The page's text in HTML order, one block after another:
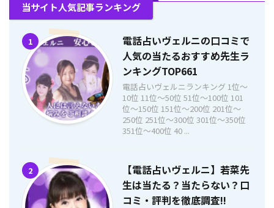
当サイト人気記事ランキング
1
電話占いヴェルニの口コミで
人気の当たるおすすめ先生ラ
ンキングTOP661
電話占いヴェルニランキング 1位〜
10位 11位〜50位 51位〜100位 101
位〜150位 151位〜200位 201位〜
250位 251位〜300位 301位〜350位
351位〜400位 40 ...
2
【電話占いヴェルニ】若菜先
生は当たる？当たらない？口
コミ・評判を徹底調査!!